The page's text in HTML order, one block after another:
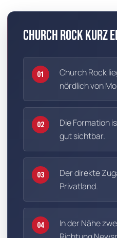
Church Rock
01
Church Rock
nördlich von
02
Die Formation
gut sichtbar.
03
Der direkte
Privatland.
04
In der Nähe